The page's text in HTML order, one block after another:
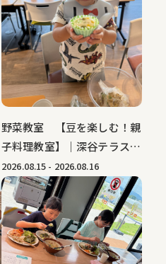
野菜教室 【豆を楽しむ！親
子料理教室】｜深谷テラス
ヤサイな仲間たちファーム
2026.08.15 - 2026.08.16